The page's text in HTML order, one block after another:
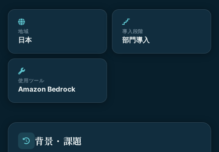
地域
日本
導入段階
部門導入
使用ツール
Amazon Bedrock
背景・課題